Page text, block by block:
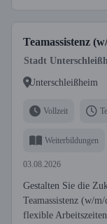
Teamassistenz
Stadt
Unterschleißheim
Vollzeit
Weiterbildungen
03.08.2026
Gestalten Sie die
Teamassistenz (w/
flexible